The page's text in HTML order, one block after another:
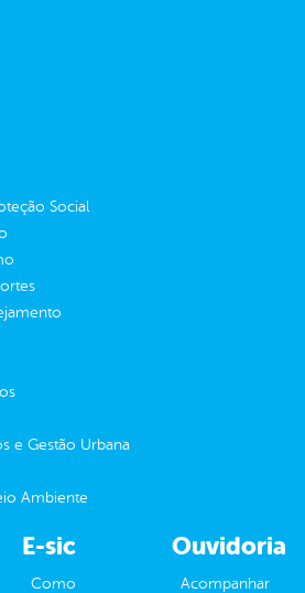
Social
e Gestão Urbana
Ambiente
E-sic
Como
Ouvidoria
Acompanhar